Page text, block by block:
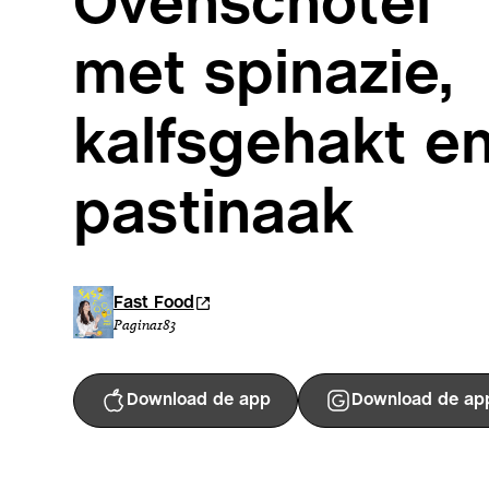
met spinazie,
kalfsgehakt
pastinaak
Fast Food
Pagina183
Download de app Download de